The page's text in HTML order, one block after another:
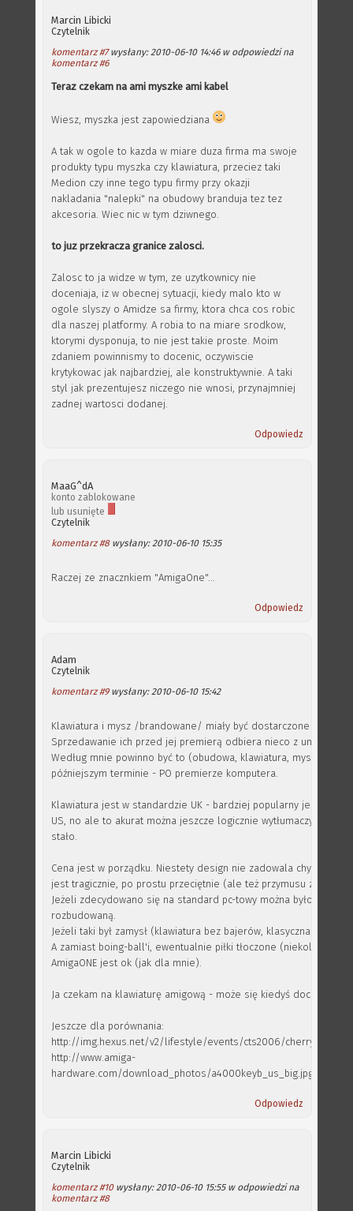
Marcin Libicki
Czytelnik
komentarz #7wysłany: 2010-06-10 14:46 w odpowiedzi na
komentarz #6
Teraz czekam na ami myszke ami kabel
Wiesz, myszka jest zapowiedziana
A tak w ogole to kazda w miare duza firma ma swoje
produkty typu myszka czy klawiatura, przeciez taki
Medion czy inne tego typu firmy przy okazji
nakladania "nalepki" na obudowy branduja tez tez
akcesoria. Wiec nic w tym dziwnego.
to juz przekracza granice zalosci.
Zalosc to ja widze w tym, ze uzytkownicy nie
doceniaja, iz w obecnej sytuacji, kiedy malo kto w
ogole slyszy o Amidze sa firmy, ktora chca cos robic
dla naszej platformy. A robia to na miare srodkow,
ktorymi dysponuja, to nie jest takie proste. Moim
zdaniem powinnismy to docenic, oczywiscie
krytykowac jak najbardziej, ale konstruktywnie. A taki
styl jak prezentujesz niczego nie wnosi, przynajmniej
zadnej wartosci dodanej.
Odpowiedz
MaaG^dA
konto zablokowane
lub usunięte
Czytelnik
komentarz #8wysłany: 2010-06-10 15:35
Raczej ze znacznkiem "AmigaOne"...
Odpowiedz
Adam
Czytelnik
komentarz #9wysłany: 2010-06-10 15:42
Klawiatura i mysz /brandowane/ miały być dostarczone z X1000.
Sprzedawanie ich przed jej premierą odbiera nieco z
Według mnie powinno być to (obudowa, klawiatura, mysz)
późniejszym terminie - PO premierze komputera.
Klawiatura jest w standardzie UK - bardziej popularny jest chyba
US, no ale to akurat można jeszcze logicznie wytłumaczyć
stało.
Cena jest w porządku. Niestety design nie zadowala chyba
jest tragicznie, po prostu przeciętnie (ale też przymusu zakupu
Jeżeli zdecydowano się na standard pc-towy można było dać
rozbudowaną.
Jeżeli taki był zamysł (klawiatura bez bajerów, klasyczna) można
A zamiast boing-ball'i, ewentualnie piłki tłoczone (niekolorowe).
AmigaONE jest ok (jak dla mnie).
Ja czekam na klawiaturę amigową - może się kiedyś doczekam.
Jeszcze dla porównania:
http://img.hexus.net/v2/lifestyle/events/cts2006/
http://www.amiga-
hardware.com/download_photos/a4000keyb_us_big.jpg
Odpowiedz
Marcin Libicki
Czytelnik
komentarz #10wysłany: 2010-06-10 15:55 w odpowiedzi na
komentarz #8